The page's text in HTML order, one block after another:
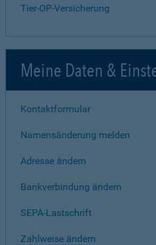
Tier-OP-Versicherung
Meine Daten &
Kontaktformular
Namensänderung melden
Adresse ändern
Bankverbindung ändern
SEPA-Lastschrift
Zahlweise ändern